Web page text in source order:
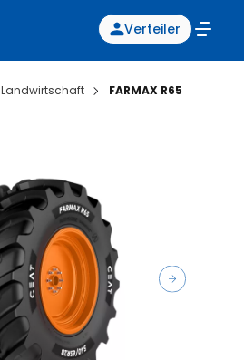
Verteiler
Landwirtschaft FARMAX R65